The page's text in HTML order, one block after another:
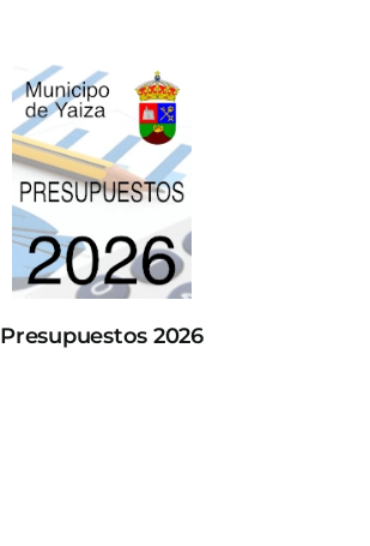
Presupuestos 2026